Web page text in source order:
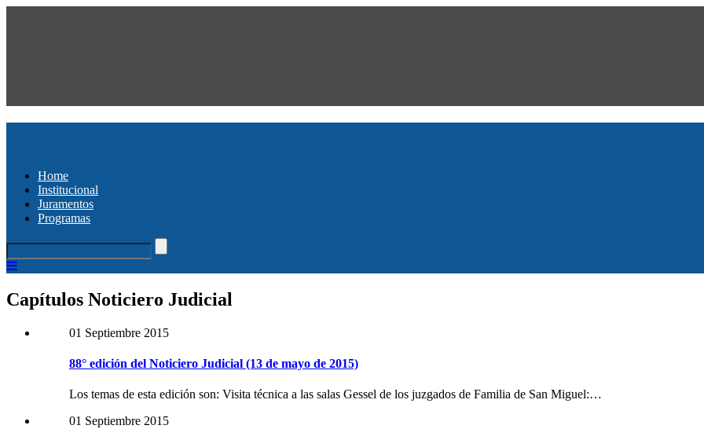
Home
Institucional
Juramentos
Programas
Capítulos Noticiero Judicial
01 Septiembre 2015
88° edición del Noticiero Judicial (13 de mayo de 2015)
Los temas de esta edición son: Visita técnica a las salas Gessel de los juzgados de Familia de San Miguel:…
01 Septiembre 2015